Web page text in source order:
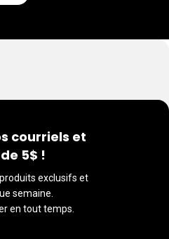
courriels et
5$ !
exclusifs et
semaine.
en tout temps.